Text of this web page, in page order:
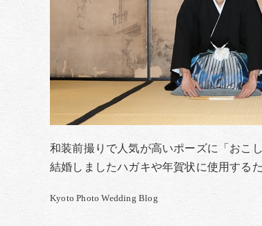
和装前撮りで人気が高いポーズに「おこ
結婚しましたハガキや年賀状に使用する
Kyoto Photo Wedding Blog